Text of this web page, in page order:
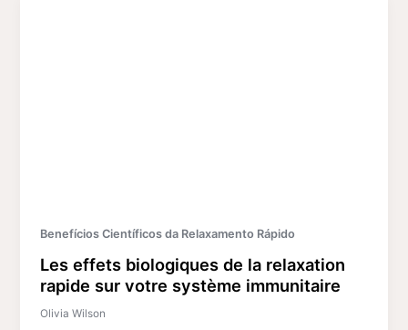
Benefícios Científicos da Relaxamento Rápido
Les effets biologiques de la relaxation
rapide sur votre système immunitaire
Olivia Wilson